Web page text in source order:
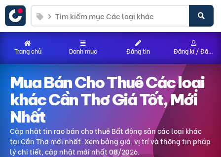
Mua Bán Cho Thuê Các loại
khác Cần Thơ Giá Tốt, Mới
Nhất
Cập nhật tin rao bán cho thuê Bất động sản các loại khác
tại Cần Thơ mới nhất. Xem bảng giá, vị trí và thông tin pháp
lý chi tiết, cập nhật mới nhất 08/2026.
Trang chủ Danh mục Đăng tin